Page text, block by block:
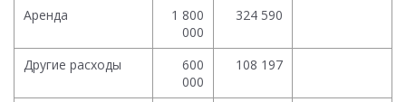
Аренда
1 800
000
324 590
Другие расходы
600
000
108 197